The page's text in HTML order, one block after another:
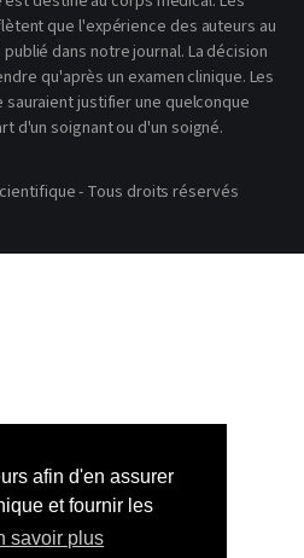
afin d'en assurer
et fournir les
savoir plus
que l'expérience des auteurs au
dans notre journal. La décision
qu'après un examen clinique. Les
justifier une quelconque
d'un soignant ou d'un soigné.
- Tous droits réservés